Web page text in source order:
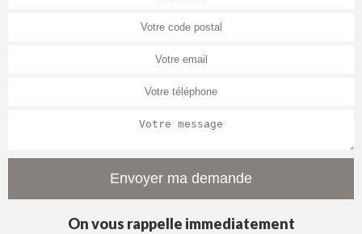
On vous rappelle immediatement